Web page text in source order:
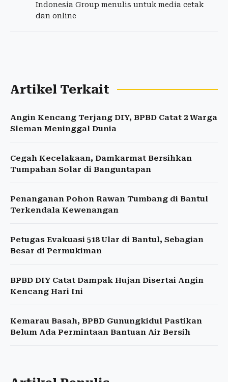
Indonesia Group menulis untuk media cetak
dan online
Artikel Terkait
Angin Kencang Terjang DIY, BPBD Catat 2 Warga
Sleman Meninggal Dunia
Cegah Kecelakaan, Damkarmat Bersihkan
Tumpahan Solar di Banguntapan
Penanganan Pohon Rawan Tumbang di Bantul
Terkendala Kewenangan
Petugas Evakuasi 518 Ular di Bantul, Sebagian
Besar di Permukiman
BPBD DIY Catat Dampak Hujan Disertai Angin
Kencang Hari Ini
Kemarau Basah, BPBD Gunungkidul Pastikan
Belum Ada Permintaan Bantuan Air Bersih